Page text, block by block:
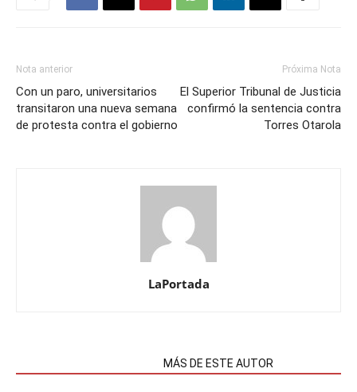
Nota anterior
Con un paro, universitarios
transitaron una nueva semana
de protesta contra el gobierno
Próxima Nota
El Superior Tribunal de Justicia
confirmó la sentencia contra
Torres Otarola
LaPortada
MÁS DE ESTE AUTOR